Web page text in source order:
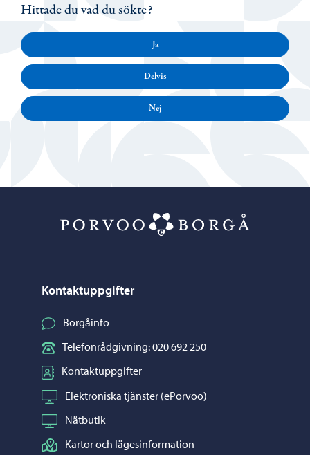
Hittade du vad du sökte?
Ja
Delvis
Nej
Kontaktuppgifter
Borgåinfo
Telefonrådgivning: 020 692 250
Kontaktuppgifter
Elektroniska tjänster (ePorvoo)
Nätbutik
Kartor och lägesinformation